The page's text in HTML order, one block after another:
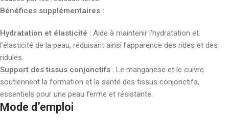
Bénéfices supplémentaires :
Hydratation et élasticité : Aide à maintenir l’hydratation et
l’élasticité de la peau, réduisant ainsi l’apparence des rides et des
ridules.
Support des tissus conjonctifs : Le manganèse et le cuivre
soutiennent la formation et la santé des tissus conjonctifs,
essentiels pour une peau ferme et résistante.
Mode d’emploi